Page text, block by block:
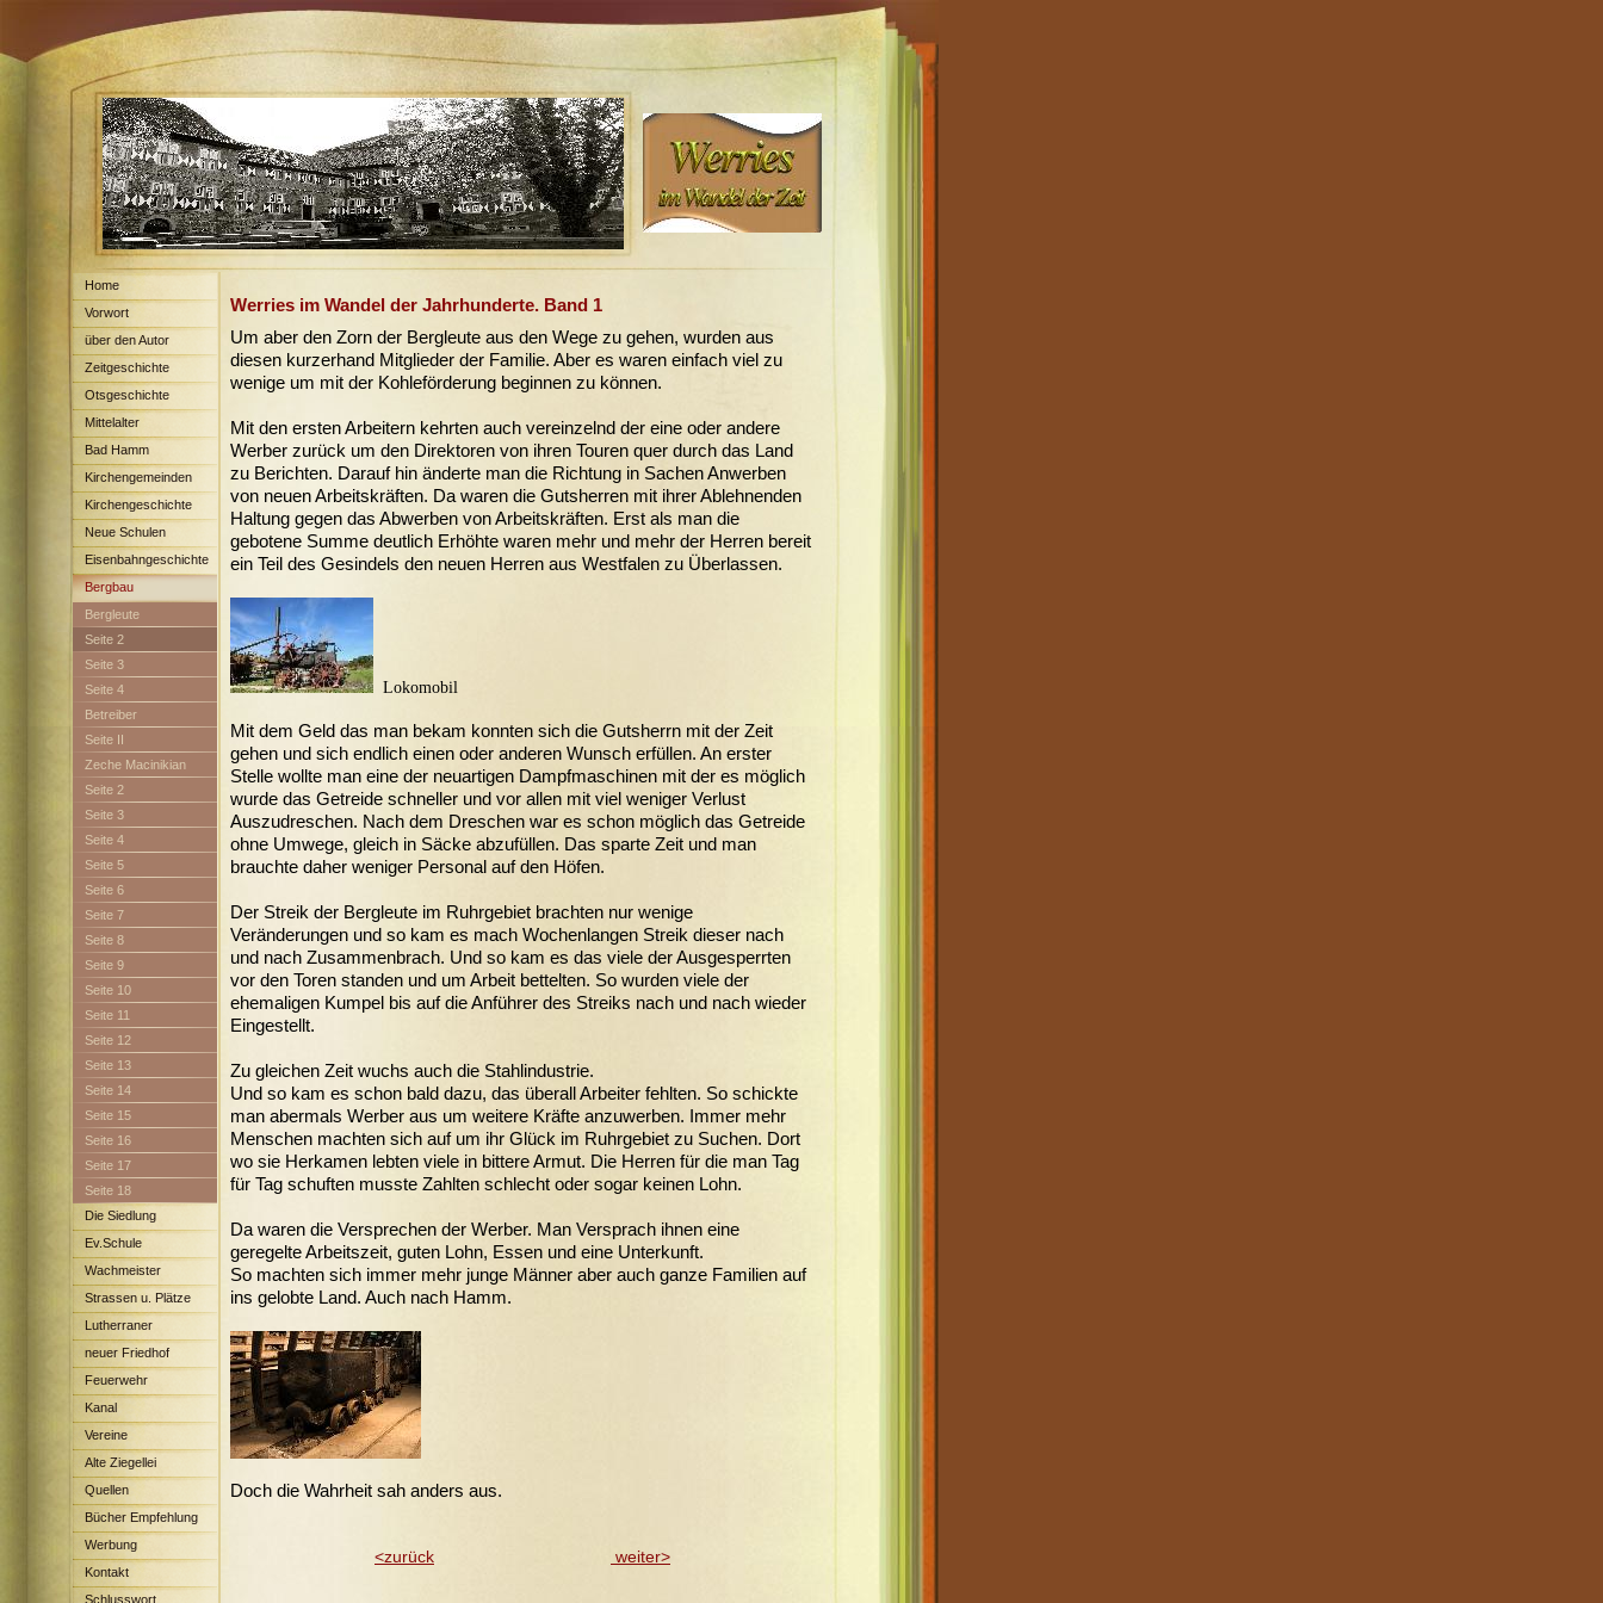
Home
Vorwort
über den Autor
Zeitgeschichte
Otsgeschichte
Mittelalter
Bad Hamm
Kirchengemeinden
Kirchengeschichte
Neue Schulen
Eisenbahngeschichte
Bergbau
Bergleute
Seite 2
Seite 3
Seite 4
Betreiber
Seite II
Zeche Macinikian
Seite 2
Seite 3
Seite 4
Seite 5
Seite 6
Seite 7
Seite 8
Seite 9
Seite 10
Seite 11
Seite 12
Seite 13
Seite 14
Seite 15
Seite 16
Seite 17
Seite 18
Die Siedlung
Maximilian
Ev.Schule
Wachmeister
Strassen u. Plätze
Lutherraner
neuer Friedhof
Feuerwehr
Kanal
Vereine
Alte Ziegellei
Quellen
Bücher Empfehlung
Werbung
Kontakt
Schlusswort
Werries im Wandel der Jahrhunderte. Band 1
Um aber den Zorn der Bergleute aus den Wege zu gehen, wurden aus
diesen kurzerhand Mitglieder der Familie. Aber es waren einfach viel zu
wenige um mit der Kohleförderung beginnen zu können.
Mit den ersten Arbeitern kehrten auch vereinzelnd der eine oder andere
Werber zurück um den Direktoren von ihren Touren quer durch das Land
zu Berichten. Darauf hin änderte man die Richtung in Sachen Anwerben
von neuen Arbeitskräften. Da waren die Gutsherren mit ihrer Ablehnenden
Haltung gegen das Abwerben von Arbeitskräften. Erst als man die
gebotene Summe deutlich Erhöhte waren mehr und mehr der Herren bereit
ein Teil des Gesindels den neuen Herren aus Westfalen zu Überlassen.
Lokomobil
Mit dem Geld das man bekam konnten sich die Gutsherrn mit der Zeit
gehen und sich endlich einen oder anderen Wunsch erfüllen. An erster
Stelle wollte man eine der neuartigen Dampfmaschinen mit der es möglich
wurde das Getreide schneller und vor allen mit viel weniger Verlust
Auszudreschen. Nach dem Dreschen war es schon möglich das Getreide
ohne Umwege, gleich in Säcke abzufüllen. Das sparte Zeit und man
brauchte daher weniger Personal auf den Höfen.
Der Streik der Bergleute im Ruhrgebiet brachten nur wenige
Veränderungen und so kam es mach Wochenlangen Streik dieser nach
und nach Zusammenbrach. Und so kam es das viele der Ausgesperrten
vor den Toren standen und um Arbeit bettelten. So wurden viele der
ehemaligen Kumpel bis auf die Anführer des Streiks nach und nach wieder
Eingestellt.
Zu gleichen Zeit wuchs auch die Stahlindustrie.
Und so kam es schon bald dazu, das überall Arbeiter fehlten. So schickte
man abermals Werber aus um weitere Kräfte anzuwerben. Immer mehr
Menschen machten sich auf um ihr Glück im Ruhrgebiet zu Suchen. Dort
wo sie Herkamen lebten viele in bittere Armut. Die Herren für die man Tag
für Tag schuften musste Zahlten schlecht oder sogar keinen Lohn.
Da waren die Versprechen der Werber. Man Versprach ihnen eine
geregelte Arbeitszeit, guten Lohn, Essen und eine Unterkunft.
So machten sich immer mehr junge Männer aber auch ganze Familien auf
ins gelobte Land. Auch nach Hamm.
Doch die Wahrheit sah anders aus.
<zurück weiter>